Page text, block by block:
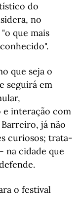
do
no
que mais
que seja o
seguirá em
e interação com
já não
curiosos; trata-
na cidade que
o festival